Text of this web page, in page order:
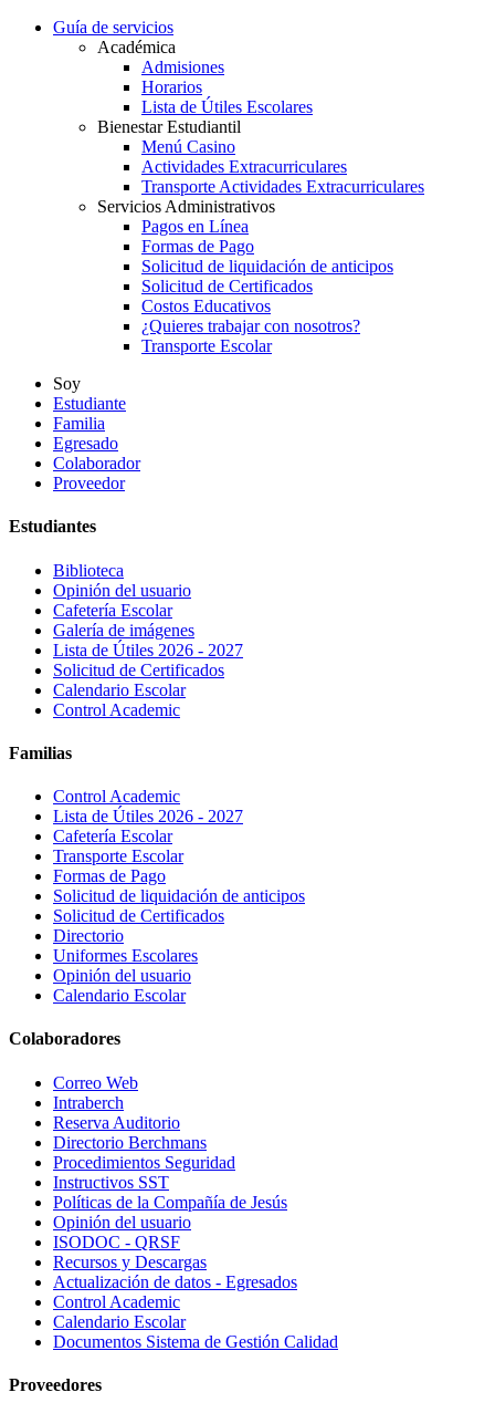
Guía de servicios
Académica
Admisiones
Horarios
Lista de Útiles Escolares
Bienestar Estudiantil
Menú Casino
Actividades Extracurriculares
Transporte Actividades Extracurriculares
Servicios Administrativos
Pagos en Línea
Formas de Pago
Solicitud de liquidación de anticipos
Solicitud de Certificados
Costos Educativos
¿Quieres trabajar con nosotros?
Transporte Escolar
Soy
Estudiante
Familia
Egresado
Colaborador
Proveedor
Estudiantes
Biblioteca
Opinión del usuario
Cafetería Escolar
Galería de imágenes
Lista de Útiles 2026 - 2027
Solicitud de Certificados
Calendario Escolar
Control Academic
Familias
Control Academic
Lista de Útiles 2026 - 2027
Cafetería Escolar
Transporte Escolar
Formas de Pago
Solicitud de liquidación de anticipos
Solicitud de Certificados
Directorio
Uniformes Escolares
Opinión del usuario
Calendario Escolar
Colaboradores
Correo Web
Intraberch
Reserva Auditorio
Directorio Berchmans
Procedimientos Seguridad
Instructivos SST
Políticas de la Compañía de Jesús
Opinión del usuario
ISODOC - QRSF
Recursos y Descargas
Actualización de datos - Egresados
Control Academic
Calendario Escolar
Documentos Sistema de Gestión Calidad
Proveedores